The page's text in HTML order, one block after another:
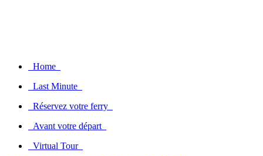
Home
Last Minute
Réservez votre ferry
Avant votre départ
Virtual Tour